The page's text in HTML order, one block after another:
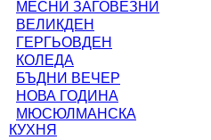
МЕСНИ ЗАГОВЕЗНИ
ВЕЛИКДЕН
ГЕРГЬОВДЕН
КОЛЕДА
БЪДНИ ВЕЧЕР
НОВА ГОДИНА
МЮСЮЛМАНСКА
КУХНЯ